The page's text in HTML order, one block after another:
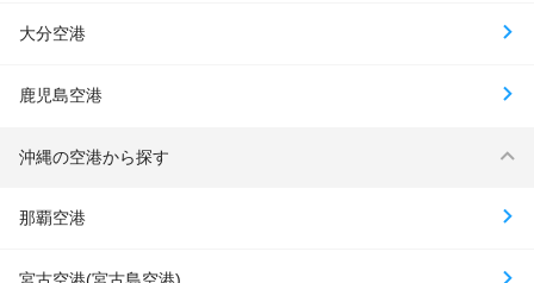
大分空港
鹿児島空港
沖縄の空港から探す
那覇空港
宮古空港(宮古島空港)